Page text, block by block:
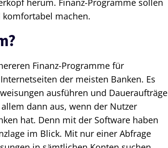
herum. Finanz-Programme sollen
machen.
Finanz-Programme für
der meisten Banken. Es
ausführen und Daueraufträge
dann aus, wenn der Nutzer
hat. Denn mit der Software haben
im Blick. Mit nur einer Abfrage